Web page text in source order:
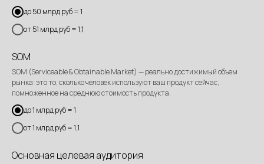
до 50 млрд руб = 1
от 51 млрд руб = 1,1
SОM
SOM (Serviceable & Obtainable Market) — реально достижимый объем
рынка: это то, сколько человек используют ваш продукт сейчас,
помноженное на среднюю стоимость продукта.
до 1 млрд руб = 1
от 1 млрд руб = 1,1
Основная целевая аудитория